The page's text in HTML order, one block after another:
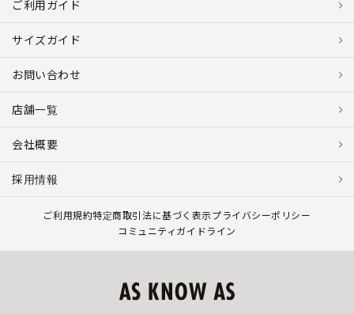
ご利用ガイド
サイズガイド
お問い合わせ
店舗一覧
会社概要
採用情報
ご利用規約特定商取引法に基づく表示プライバシーポリシー
コミュニティガイドライン